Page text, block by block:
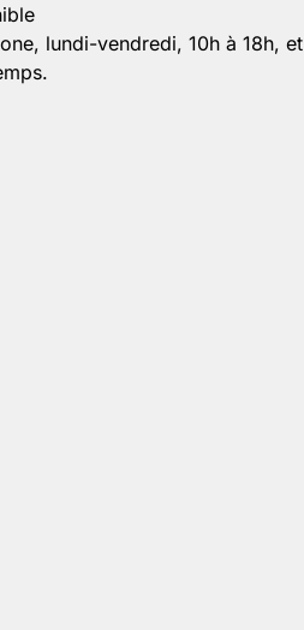
lundi-vendredi, 10h à 18h, et